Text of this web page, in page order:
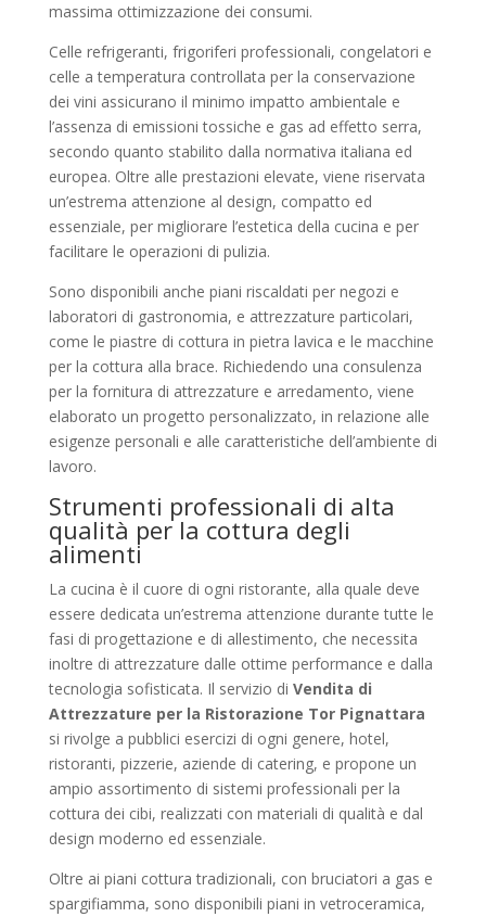
massima ottimizzazione dei consumi.
Celle refrigeranti, frigoriferi professionali, congelatori e
celle a temperatura controllata per la conservazione
dei vini assicurano il minimo impatto ambientale e
l’assenza di emissioni tossiche e gas ad effetto serra,
secondo quanto stabilito dalla normativa italiana ed
europea. Oltre alle prestazioni elevate, viene riservata
un’estrema attenzione al design, compatto ed
essenziale, per migliorare l’estetica della cucina e per
facilitare le operazioni di pulizia.
Sono disponibili anche piani riscaldati per negozi e
laboratori di gastronomia, e attrezzature particolari,
come le piastre di cottura in pietra lavica e le macchine
per la cottura alla brace. Richiedendo una consulenza
per la fornitura di attrezzature e arredamento, viene
elaborato un progetto personalizzato, in relazione alle
esigenze personali e alle caratteristiche dell’ambiente di
lavoro.
Strumenti professionali di alta
qualità per la cottura degli
alimenti
La cucina è il cuore di ogni ristorante, alla quale deve
essere dedicata un’estrema attenzione durante tutte le
fasi di progettazione e di allestimento, che necessita
inoltre di attrezzature dalle ottime performance e dalla
tecnologia sofisticata. Il servizio di Vendita di
Attrezzature per la Ristorazione Tor Pignattara
si rivolge a pubblici esercizi di ogni genere, hotel,
ristoranti, pizzerie, aziende di catering, e propone un
ampio assortimento di sistemi professionali per la
cottura dei cibi, realizzati con materiali di qualità e dal
design moderno ed essenziale.
Oltre ai piani cottura tradizionali, con bruciatori a gas e
spargifiamma, sono disponibili piani in vetroceramica,